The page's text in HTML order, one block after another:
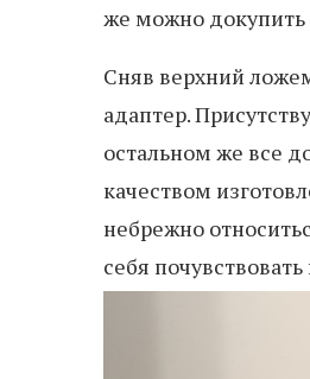
же можно докупить
Сняв верхний
адаптер.
остальном же все
качеством
небрежно
себя